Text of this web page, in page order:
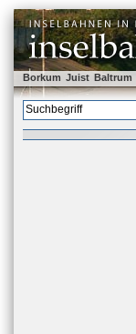
Borkum Juist Baltrum